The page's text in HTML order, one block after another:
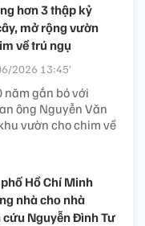
hơn 3 thập kỷ
mở rộng vườn
về trú ngụ
2026 13:45’
năm gắn bó với
ông Nguyễn Văn
vườn cho chim về
Hồ Chí Minh
nhà cho nhà
cứu Nguyễn Đình Tư